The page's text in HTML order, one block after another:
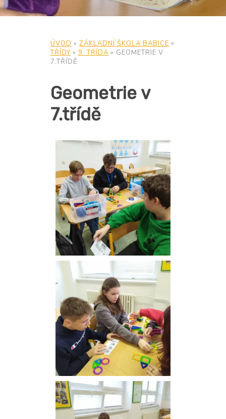
ÚVOD » ZÁKLADNÍ ŠKOLA BABICE »
TŘÍDY » 9. TŘÍDA » GEOMETRIE V
7.TŘÍDĚ
Geometrie v
7.třídě